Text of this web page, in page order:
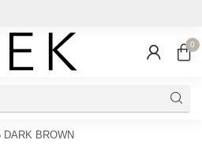
0
DARK BROWN